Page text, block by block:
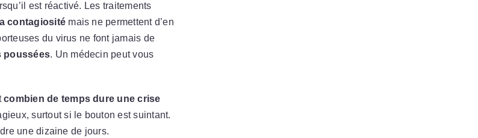
est réactivé. Les traitements
contagiosité mais ne permettent d’en
du virus ne font jamais de
poussées. Un médecin peut vous
combien de temps dure une crise
surtout si le bouton est suintant.
une dizaine de jours.